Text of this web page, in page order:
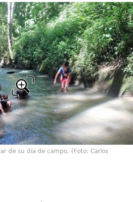
de su día de campo. (Foto: Carlos